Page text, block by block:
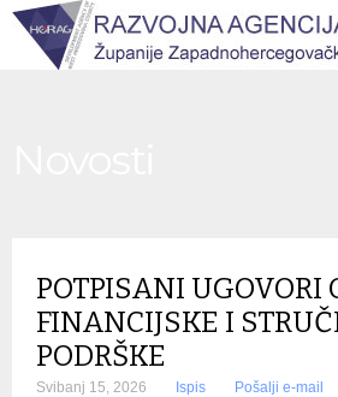
POTPISANI UGOVORI
FINANCIJSKE I
PODRŠKE
Svibanj 15, 2026 Ispis Pošalji e-mail